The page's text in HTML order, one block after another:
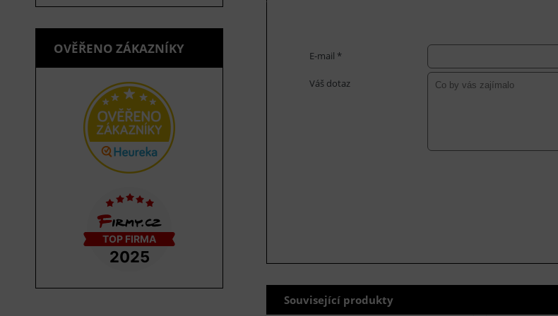
OVĚŘENO ZÁKAZNÍKY E-mail *
Váš dotaz
Související produkty